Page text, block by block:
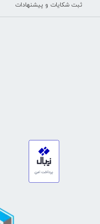
ثبت شکایات و پیشنهادات